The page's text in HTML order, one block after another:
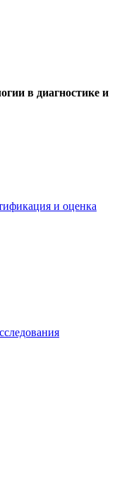
в диагностике и
и оценка